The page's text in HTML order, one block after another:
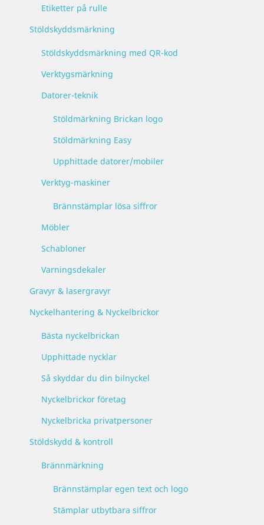
Etiketter på rulle
Stöldskyddsmärkning
Stöldskyddsmärkning med QR-kod
Verktygsmärkning
Datorer-teknik
Stöldmärkning Brickan logo
Stöldmärkning Easy
Upphittade datorer/mobiler
Verktyg-maskiner
Brännstämplar lösa siffror
Möbler
Schabloner
Varningsdekaler
Gravyr & lasergravyr
Nyckelhantering & Nyckelbrickor
Bästa nyckelbrickan
Upphittade nycklar
Så skyddar du din bilnyckel
Nyckelbrickor företag
Nyckelbricka privatpersoner
Stöldskydd & kontroll
Brännmärkning
Brännstämplar egen text och logo
Stämplar utbytbara siffror